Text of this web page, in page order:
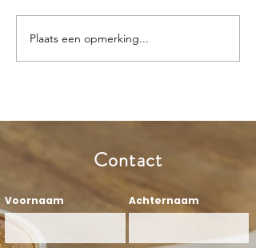
Openbaar vervoer maakt
sales productiever
Plaats een opmerking...
Contact
Voornaam Achternaam